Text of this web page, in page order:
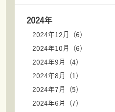
2024年
2024年12月 (6)
2024年10月 (6)
2024年9月 (4)
2024年8月 (1)
2024年7月 (5)
2024年6月 (7)